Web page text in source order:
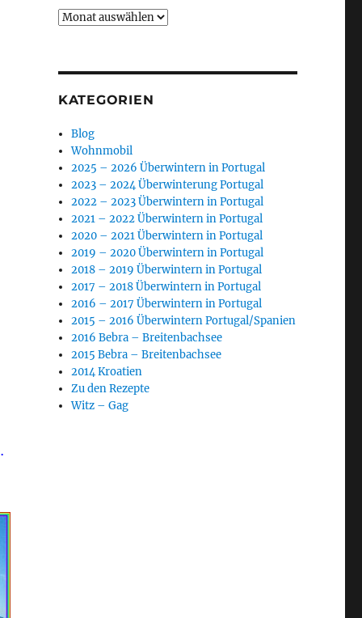
Archiv
KATEGORIEN
Blog
Wohnmobil
2025 – 2026 Überwintern in Portugal
2023 – 2024 Überwinterung Portugal
2022 – 2023 Überwintern in Portugal
2021 – 2022 Überwintern in Portugal
2020 – 2021 Überwintern in Portugal
2019 – 2020 Überwintern in Portugal
2018 – 2019 Überwintern in Portugal
2017 – 2018 Überwintern in Portugal
2016 – 2017 Überwintern in Portugal
2015 – 2016 Überwintern Portugal/Spanien
2016 Bebra – Breitenbachsee
2015 Bebra – Breitenbachsee
2014 Kroatien
Zu den Rezepte
Witz – Gag